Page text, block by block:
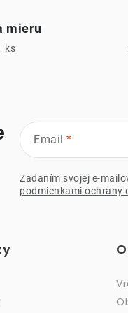
mieru
ks
Email
Zadaním svojej e-
podmienkami ochrany